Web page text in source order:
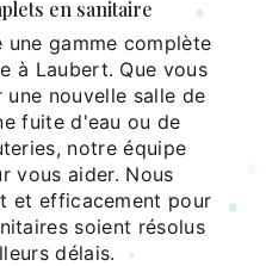
en sanitaire
une gamme complète
à Laubert. Que vous
nouvelle salle de
fuite d'eau ou de
notre équipe
vous aider. Nous
et efficacement pour
soient résolus
délais.